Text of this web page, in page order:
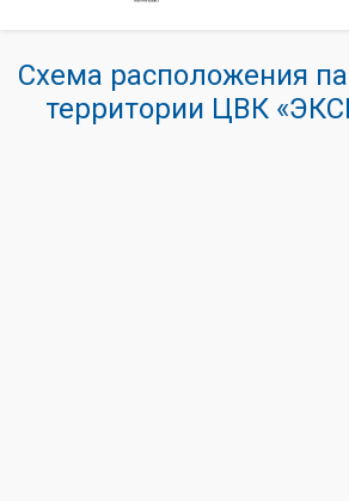
Схема расположения
территории ЦВК